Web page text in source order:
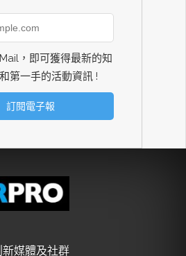
，即可獲得最新的知
第一手的活動資訊 !
媒體及社群